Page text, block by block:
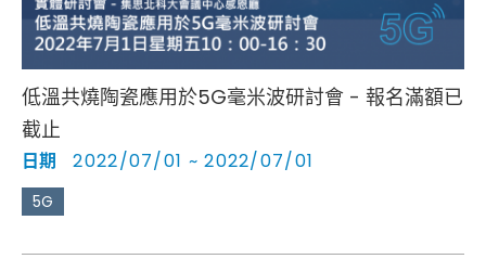
低溫共燒陶瓷應用於5G毫米波研討會 - 報名滿額已
截止
日期 2022/07/01 ~ 2022/07/01
5G